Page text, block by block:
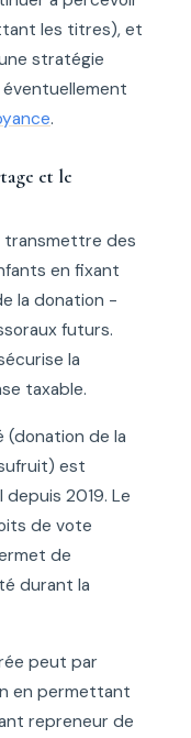
les titres), et
stratégie
.
et le
transmettre des
en fixant
la donation -
futurs.
la
taxable.
de la
est
2019. Le
de vote
de
durant la
peut par
en permettant
repreneur de